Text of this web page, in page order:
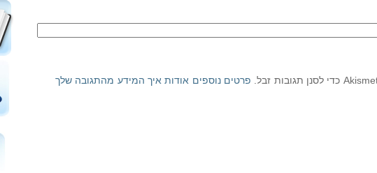
פרטים נוספים אודות איך המידע מהתגובה שלך